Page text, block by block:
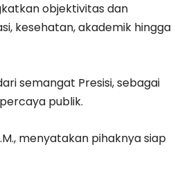
objektivitas dan
kesehatan, akademik hingga
semangat Presisi, sebagai
publik.
menyatakan pihaknya siap